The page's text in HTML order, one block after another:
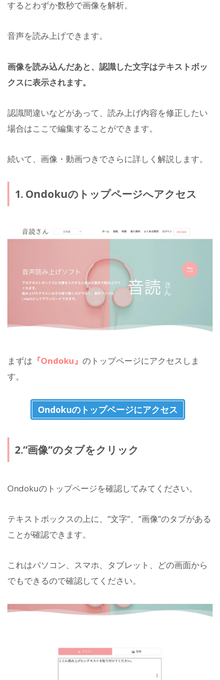
するとわずか数秒で画像を解析。
音声を読み上げできます。
画像を読み込んだあと、認識した文字はテキストボッ
クスに表示されます。
認識間違いなどがあって、読み上げ内容を修正したい
場合はここで編集することができます。
続いて、画像・動画つきでさらに詳しく解説します。
1. Ondokuのトップページへアクセス
まずは 『Ondoku』 のトップページにアクセスしま
す。
Ondokuのトップページにアクセス
2.”画像”のタブをクリック
Ondokuのトップページを確認してみてください。
テキストボックスの上に、”文字”、”画像”のタブがある
ことが確認できます。
これはパソコン、スマホ、タブレット、どの画面から
でもできるので確認してください。